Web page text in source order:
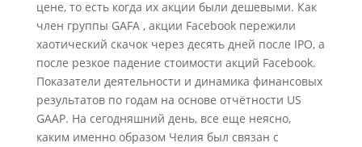
цене, то есть когда их акции были дешевыми. Как
член группы GAFA , акции Facebook пережили
хаотический скачок через десять дней после IPO, а
после резкое падение стоимости акций Facebook.
Показатели деятельности и динамика финансовых
результатов по годам на основе отчётности US
GAAP. На сегодняшний день, все еще неясно,
каким именно образом Челия был связан с